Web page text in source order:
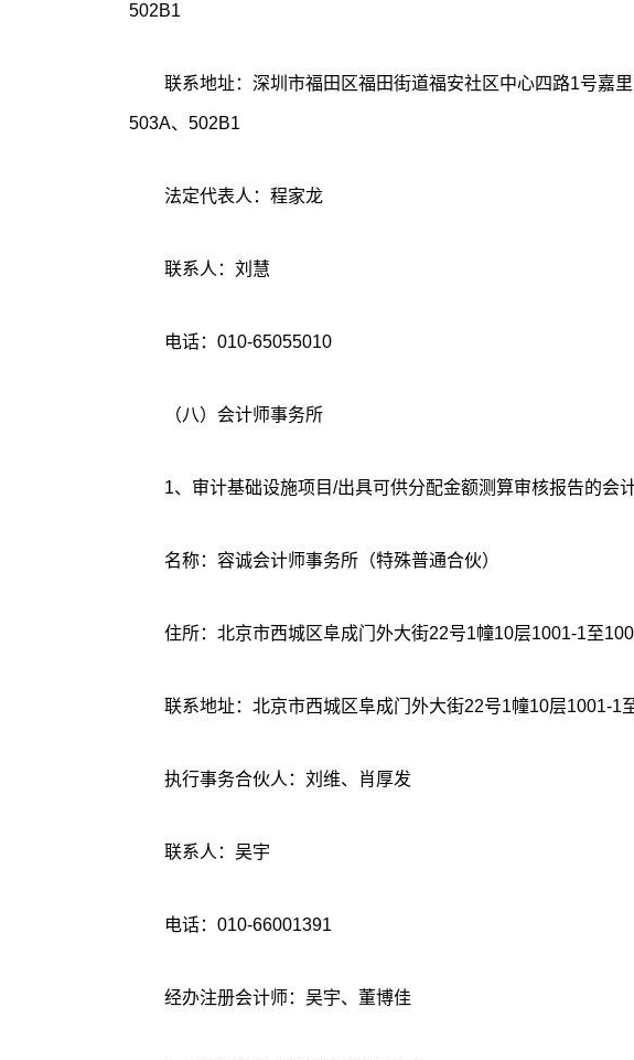
502B1
联系地址：深圳市福田区福田街道福安社区中心四路1号嘉
503A、502B1
法定代表人：程家龙
联系人：刘慧
电话：010-65055010
（八）会计师事务所
1、审计基础设施项目/出具可供分配金额测算审核报告的会
名称：容诚会计师事务所（特殊普通合伙）
住所：北京市西城区阜成门外大街22号1幢10层1001-1至
联系地址：北京市西城区阜成门外大街22号1幢10层1001-1
执行事务合伙人：刘维、肖厚发
联系人：吴宇
电话：010-66001391
经办注册会计师：吴宇、董博佳